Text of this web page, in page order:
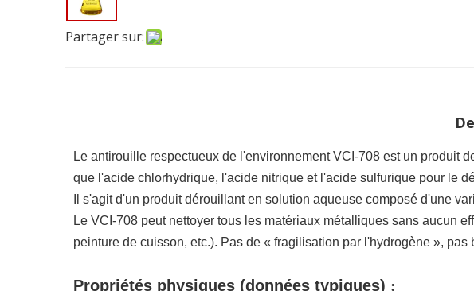
Partager sur:
Le antirouille respectueux de l'environnement VCI-708 est un produit
que l'acide chlorhydrique, l'acide nitrique et l'acide sulfurique pour le
Il s'agit d'un produit dérouillant en solution aqueuse composé d'une
Le VCI-708 peut nettoyer tous les matériaux métalliques sans aucun
peinture de cuisson, etc.). Pas de « fragilisation par l'hydrogène »,
Propriétés physiques (données typiques) :